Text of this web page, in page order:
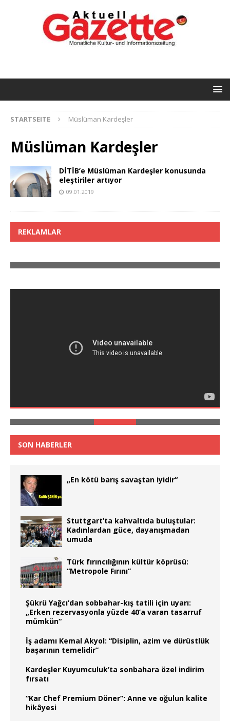
STARTSEITE Müslüman Kardeşler
Müslüman Kardeşler
DİTİB’e Müslüman Kardeşler konusunda
eleştiriler artıyor
09.01.2019
REKLAMLAR
SON HABERLER
„En kötü barış savaştan iyidir“
Stuttgart’ta kahvaltıda buluştular:
Kadınlardan güce, dayanışmadan
umuda
Türk fırıncılığının kültür köprüsü:
“Metropole Fırını”
Şükrü Yağcı’dan sobbahar-kış tatili için uyarı:
„Erken rezervasyonla yüzde 40’a varan tasarruf
mümkün“
İş adamı Kemal Akyol: “Disiplin, azim ve dürüstlük
başarının temelidir”
Kardeşler Kuyumculuk’ta sonbahara özel indirim
fırsatı
“Kar Chef Premium Döner”: Anne ve oğulun kalite
hikâyesi